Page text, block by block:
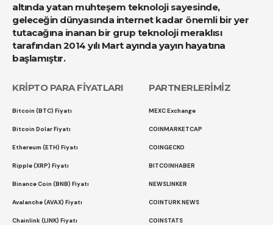
altında yatan muhteşem teknoloji sayesinde,
geleceğin dünyasında internet kadar önemli bir yer
tutacağına inanan bir grup teknoloji meraklısı
tarafından 2014 yılı Mart ayında yayın hayatına
başlamıştır.
KRİPTO PARA FİYATLARI
Bitcoin (BTC) Fiyatı
Bitcoin Dolar Fiyatı
Ethereum (ETH) Fiyatı
Ripple (XRP) Fiyatı
Binance Coin (BNB) Fiyatı
Avalanche (AVAX) Fiyatı
Chainlink (LINK) Fiyatı
PARTNERLERİMİZ
MEXC Exchange
COINMARKETCAP
COINGECKO
BITCOINHABER
NEWSLINKER
COINTURK NEWS
COINSTATS